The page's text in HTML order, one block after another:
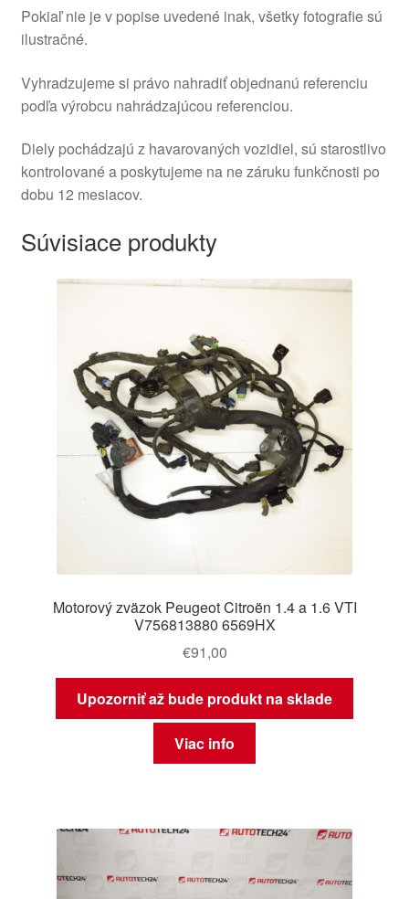
Pokiaľ nie je v popise uvedené inak, všetky fotografie sú
ilustračné.
Vyhradzujeme si právo nahradiť objednanú referenciu
podľa výrobcu nahrádzajúcou referenciou.
Diely pochádzajú z havarovaných vozidiel, sú starostlivo
kontrolované a poskytujeme na ne záruku funkčnosti po
dobu 12 mesiacov.
Súvisiace produkty
Motorový zväzok Peugeot Citroën 1.4 a 1.6 VTI
V756813880 6569HX
€91,00
Upozorniť až bude produkt na sklade
Viac info